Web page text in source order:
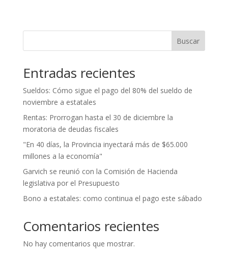
Buscar
Entradas recientes
Sueldos: Cómo sigue el pago del 80% del sueldo de
noviembre a estatales
Rentas: Prorrogan hasta el 30 de diciembre la
moratoria de deudas fiscales
"En 40 días, la Provincia inyectará más de $65.000
millones a la economía"
Garvich se reunió con la Comisión de Hacienda
legislativa por el Presupuesto
Bono a estatales: como continua el pago este sábado
Comentarios recientes
No hay comentarios que mostrar.